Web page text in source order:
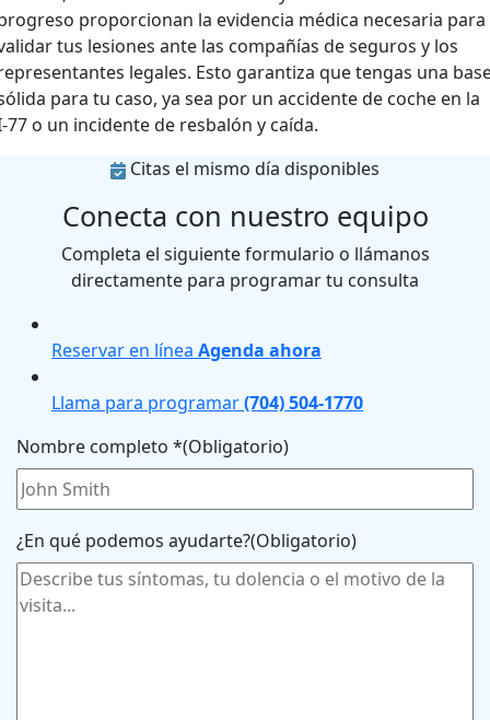
proporcionan la evidencia médica necesaria para
tus lesiones ante las compañías de seguros y los
legales. Esto garantiza que tengas una
para tu caso, ya sea por un accidente de coche en la
77 o un incidente de resbalón y caída.
Citas el mismo día disponibles
Conecta con nuestro equipo
Completa el siguiente formulario o llámanos
directamente para programar tu consulta
Reservar en línea Agenda ahora
Llama para programar(704) 504-1770
Nombre completo *(Obligatorio)
¿En qué podemos ayudarte?(Obligatorio)